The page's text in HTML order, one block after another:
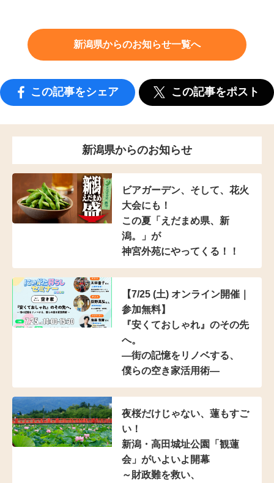
新潟県からのお知らせ一覧へ
この記事をシェア この記事をポスト
新潟県からのお知らせ
ビアガーデン、そして、花火
大会にも！
この夏「えだまめ県、新
潟。」が
神宮外苑にやってくる！！
【7/25 (土) オンライン開催｜
参加無料】
『安くておしゃれ』のその先
へ。
―街の記憶をリノベする、
僕らの空き家活用術―
夜桜だけじゃない、蓮もすご
い！
新潟・高田城址公園「観蓮
会」がいよいよ開幕
～財政難を救い、